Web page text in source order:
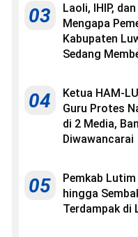
03
Laoli, IHIP,
Mengapa
Kabupaten
Sedang
04
Ketua HAM-
Guru Protes
di 2 Media,
Diwawancarai
05
Pemkab
hingga
Terdampak di